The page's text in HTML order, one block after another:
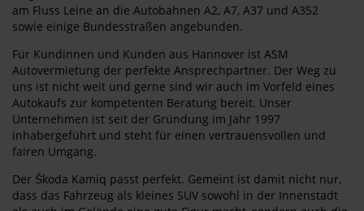
am Fluss Leine an die Autobahnen A2, A7, A37 und A352
sowie einige Bundesstraßen angebunden.
Für Kundinnen und Kunden aus Hannover ist ASM
Autovermietung der perfekte Ansprechpartner. Der Weg zu
uns ist nicht weit und gerne sind wir auch im Vorfeld eines
Autokaufs zur kompetenten Beratung bereit. Unser
Unternehmen ist seit der Gründung im Jahr 1997
inhabergeführt und steht für einen vertrauensvollen und
fairen Umgang.
Der Škoda Kamiq passt perfekt. Gemeint ist damit nicht nur,
dass das Fahrzeug als kleines SUV sowohl in der Innenstadt